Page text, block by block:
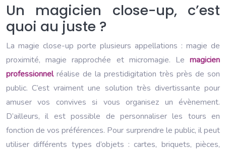
Un magicien close-up, c’est
quoi au juste ?
La magie close-up porte plusieurs appellations : magie de
proximité, magie rapprochée et micromagie. Le magicien
professionnelréalise de la prestidigitation très près de son
public. C’est vraiment une solution très divertissante pour
amuser vos convives si vous organisez un évènement.
D’ailleurs, il est possible de personnaliser les tours en
fonction de vos préférences. Pour surprendre le public, il peut
utiliser différents types d’objets : cartes, briquets, pièces,